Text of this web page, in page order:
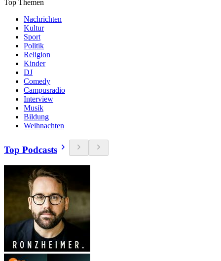
Top Themen
Nachrichten
Kultur
Sport
Politik
Religion
Kinder
DJ
Comedy
Campusradio
Interview
Musik
Bildung
Weihnachten
Top Podcasts